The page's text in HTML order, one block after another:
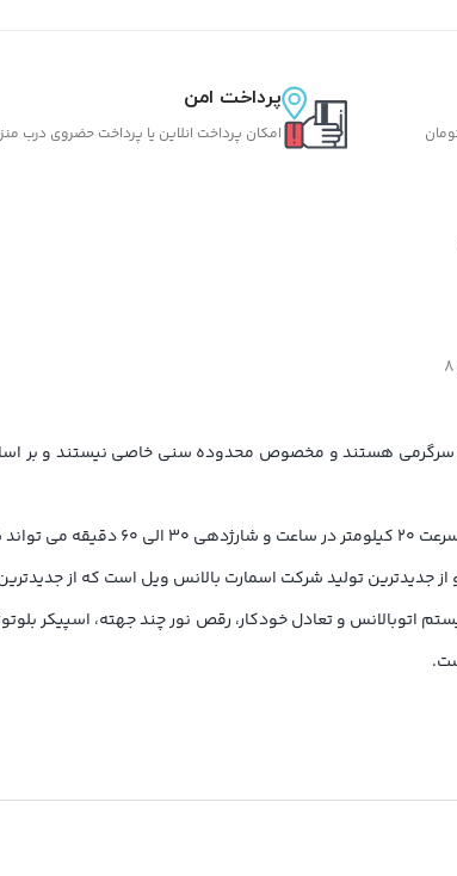
پرداخت امن
امکان پرداخت انلاین یا پرداخت حضروی درب
سرگرمی هستند و مخصوص محدوده سنی خاصی نیستند و بر
جدیدترین تولید شرکت اسمارت بالانس ویل است که از
اتوبالانس و تعادل خودکار، رقص نور چند جهته، اسپیکر